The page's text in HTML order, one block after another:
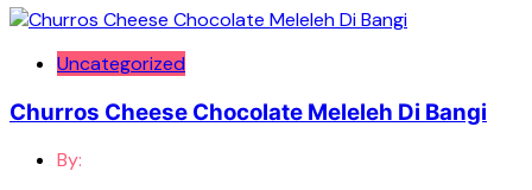
Uncategorized
Churros Cheese Chocolate Meleleh Di Bangi
By: